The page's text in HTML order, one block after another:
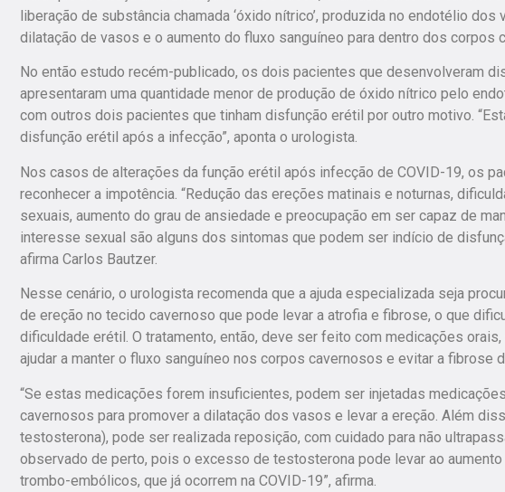
liberação de substância chamada ‘óxido nítrico’, produzida no endotélio
dilatação de vasos e o aumento do fluxo sanguíneo para dentro dos corpos
No então estudo recém-publicado, os dois pacientes que desenvolveram
apresentaram uma quantidade menor de produção de óxido nítrico pelo
com outros dois pacientes que tinham disfunção erétil por outro motivo.
disfunção erétil após a infecção”, aponta o urologista.
Nos casos de alterações da função erétil após infecção de COVID-19, os
reconhecer a impotência. “Redução das ereções matinais e noturnas,
sexuais, aumento do grau de ansiedade e preocupação em ser capaz de
interesse sexual são alguns dos sintomas que podem ser indício de
afirma Carlos Bautzer.
Nesse cenário, o urologista recomenda que a ajuda especializada seja
de ereção no tecido cavernoso que pode levar a atrofia e fibrose, o que
dificuldade erétil. O tratamento, então, deve ser feito com medicações
ajudar a manter o fluxo sanguíneo nos corpos cavernosos e evitar a fibrose
“Se estas medicações forem insuficientes, podem ser injetadas
cavernosos para promover a dilatação dos vasos e levar a ereção. Além
testosterona), pode ser realizada reposição, com cuidado para não
observado de perto, pois o excesso de testosterona pode levar ao
trombo-embólicos, que já ocorrem na COVID-19”, afirma.